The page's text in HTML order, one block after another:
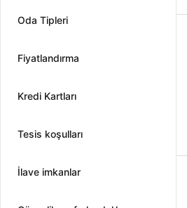
Oda Tipleri
Fiyatlandırma
Kredi Kartları
Tesis koşulları
İlave imkanlar